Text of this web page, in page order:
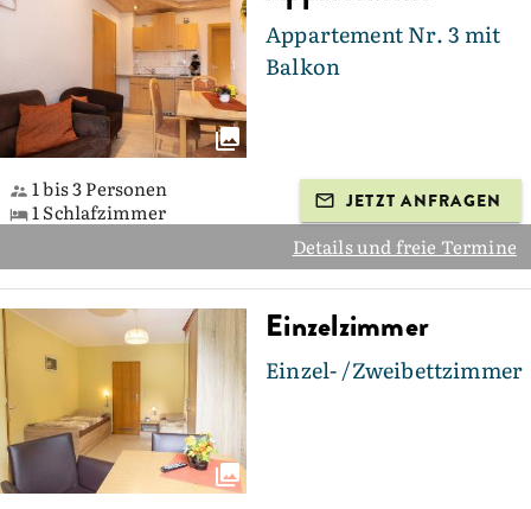
Appartement Nr. 3 mit
Balkon
1 bis 3 Personen
1 Schlafzimmer
JETZT ANFRAGEN
Details und freie Termine
Einzelzimmer
Einzel- /Zweibettzimmer